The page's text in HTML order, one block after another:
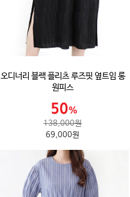
오디너리 블랙 플리츠 루즈핏 옆트임 롱
원피스
138,000원
69,000원